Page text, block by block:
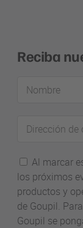
Reciba
Nombre
Dirección
de
electrónico
Al marcar
los próximos
productos y
de Goupil.
Goupil se